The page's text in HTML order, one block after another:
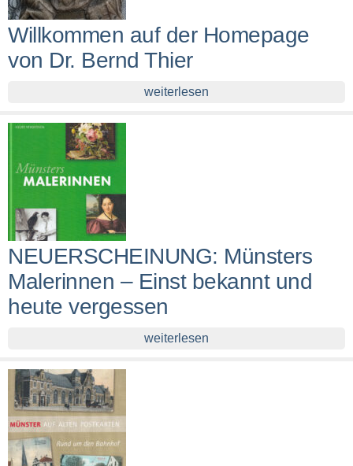
Willkommen auf der Homepage
von Dr. Bernd Thier
weiterlesen
NEUERSCHEINUNG: Münsters
Malerinnen – Einst bekannt und
heute vergessen
weiterlesen